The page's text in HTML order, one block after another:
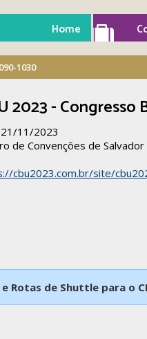
Home
1030
2023 - Congresso
11/2023
de Convenções de Salvador
cbu2023.com.br/site/
Rotas de Shuttle para o